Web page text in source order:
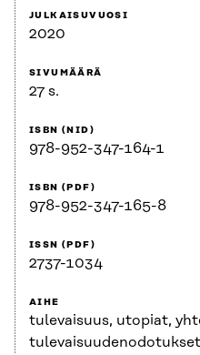
JULKAISUVUOSI
2020
SIVUMÄÄRÄ
27 s.
ISBN (NID)
978-952-347-164-1
ISBN (PDF)
978-952-347-165-8
ISSN (PDF)
2737-1034
AIHE
tulevaisuus, utopiat,